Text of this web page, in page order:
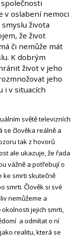
v oslabení nemoci
života
že život
či nemůže mát
K dobrým
život v jeho
jeho
i v situacích
světě televizních
se člověka reálně a
tak z hovorů
ale ukazuje, že řada
vážně a potřebují o
ke smrti skutečně
smrti. Člověk si své
nemůžeme a
jejich smrti,
a odmítat o ní
realitu, která se